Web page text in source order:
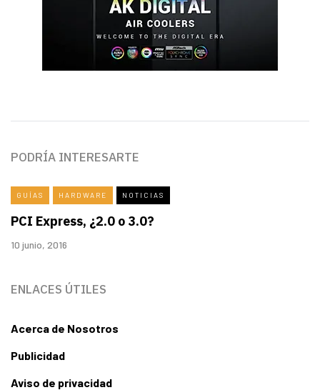
PODRÍA INTERESARTE
GUÍAS HARDWARE NOTICIAS
PCI Express, ¿2.0 o 3.0?
10 junio, 2016
ENLACES ÚTILES
Acerca de Nosotros
Publicidad
Aviso de privacidad